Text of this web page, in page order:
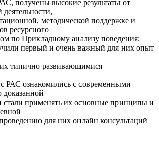
получены высокие результаты от
методической поддержке и
ресурсного
по Прикладному анализу поведения;
первый и очень важный для них опыт
типично развивающимися
РАС ознакомились с современными
доказанной
стали применять их основные принципы и
для них онлайн консультаций